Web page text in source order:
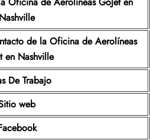
Nashville
de la Oficina de Aerolíneas
en Nashville
De Trabajo
web